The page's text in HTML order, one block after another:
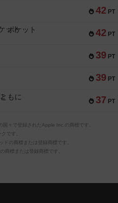
42 PT
42 PT
ポケット
39 PT
39 PT
37 PT
もに
々で登録されたApple Inc.の商標です。
です。
の商標または登録商標です。
商標または登録商標です。